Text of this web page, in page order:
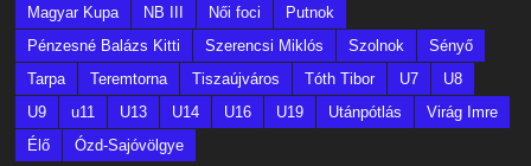
Magyar Kupa
NB III Női foci
Putnok
Pénzesné Balázs Kitti
Szerencsi Miklós Szolnok
Sényő
Tarpa
Teremtorna Tiszaújváros Tóth Tibor U7
U8
U9
u11 U13 U14 U16 U19 Utánpótlás
Virág Imre
Élő
Ózd-Sajóvölgye